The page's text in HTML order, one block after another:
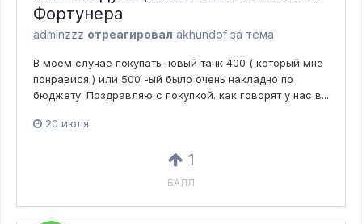
Фортунера
adminzzz отреагировал akhundof за тема
В моем случае покупать новый танк 400 ( который мне
понравися ) или 500 -ый было очень накладно по
бюджету. Поздравляю с покупкой. как говорят у нас в...
20 июля
1
БАЛЛ